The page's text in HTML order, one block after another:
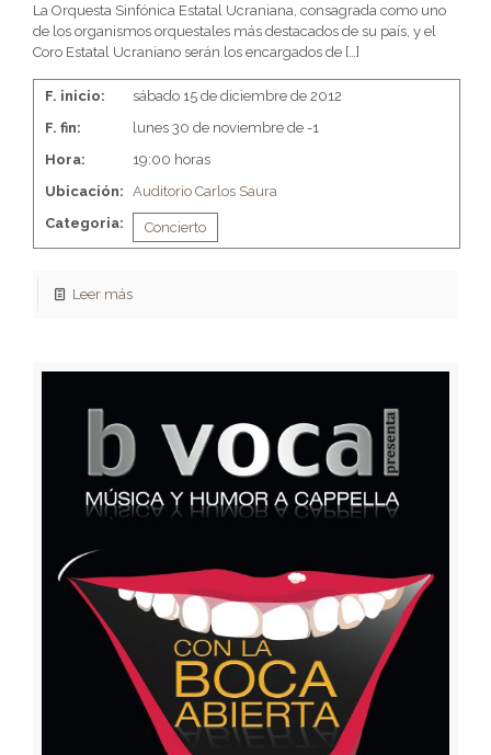
La Orquesta Sinfónica Estatal Ucraniana, consagrada como uno
de los organismos orquestales más destacados de su país, y el
Coro Estatal Ucraniano serán los encargados de […]
F. inicio:
sábado 15 de diciembre de 2012
F. fin:
lunes 30 de noviembre de -1
Hora:
19:00 horas
Ubicación: Auditorio Carlos Saura
Categoria:
Concierto
Leer más